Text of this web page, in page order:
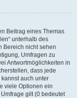
Beitrag eines Themas
unterhalb des
Bereich nicht sehen
Umfragen zu
Antwortmöglichkeiten in
dass jede
auch unter
viele Optionen ein
gilt (0 bedeutet